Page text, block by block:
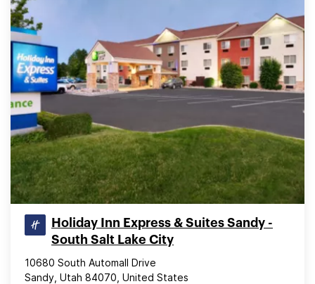
Holiday Inn Express & Suites Sandy -
South Salt Lake City
10680 South Automall Drive
Sandy, Utah 84070, United States